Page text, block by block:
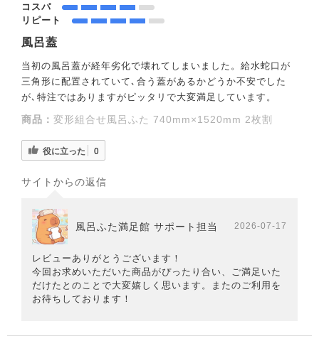
コスパ
リピート
風呂蓋
当初の風呂蓋が経年劣化で壊れてしまいました。給水蛇口が
三角形に配置されていて､合う蓋があるかどうか不安でした
が､特注ではありますがピッタリで大変満足しています。
商品： 変形組合せ風呂ふた 740mm×1520mm 2枚割
役に立った 0
サイトからの返信
風呂ふた満足館 サポート担当 2026-07-17
レビューありがとうございます！
今回お求めいただいた商品がぴったり合い、ご満足いた
だけたとのことで大変嬉しく思います。またのご利用を
お待ちしております！